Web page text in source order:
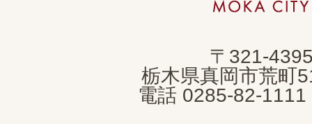
市
CITY
〒321-
栃木県真岡市荒町
電話 0285-82-1111